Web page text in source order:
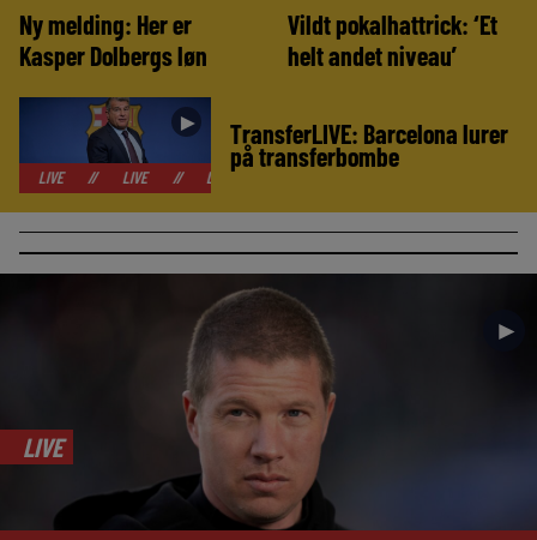
Ny melding: Her er
Kasper Dolbergs løn
Vildt pokalhattrick: ‘Et
helt andet niveau’
►
LIVE LIVE LIVE
TransferLIVE: Barcelona lurer
på transferbombe
►
LIVE